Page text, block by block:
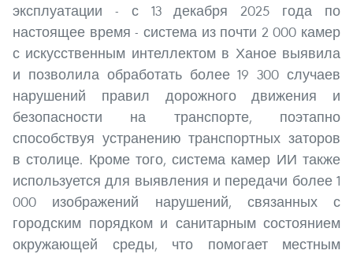
эксплуатации - с 13 декабря 2025 года по
настоящее время - система из почти 2 000 камер
с искусственным интеллектом в Ханое выявила
и позволила обработать более 19 300 случаев
нарушений правил дорожного движения и
безопасности на транспорте, поэтапно
способствуя устранению транспортных заторов
в столице. Кроме того, система камер ИИ также
используется для выявления и передачи более 1
000 изображений нарушений, связанных с
городским порядком и санитарным состоянием
окружающей среды, что помогает местным